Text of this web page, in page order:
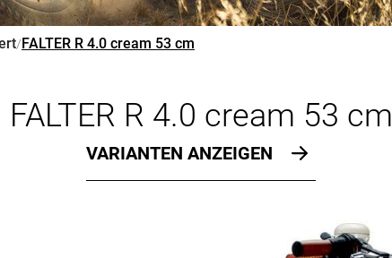
/FALTER R 4.0 cream 53 cm
FALTER R 4.0 cream 53 cm
VARIANTEN ANZEIGEN